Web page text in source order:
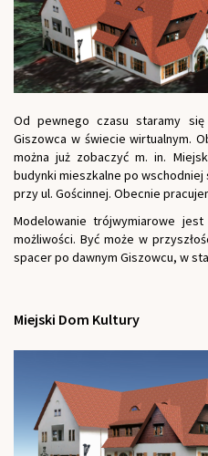
Od pewnego czasu staramy
Giszowca w świecie wirtualnym.
można już zobaczyć m. in.
budynki mieszkalne po
przy ul. Gościnnej. Obecnie
Modelowanie trójwymiarowe
możliwości. Być może w
spacer po dawnym Giszowcu, w
Miejski Dom Kultury